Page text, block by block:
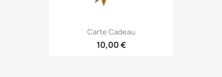
Carte Cadeau
10,00 €